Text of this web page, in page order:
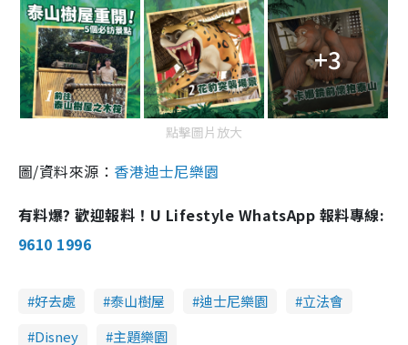
+3
點擊圖片放大
圖/資料來源： 香港迪士尼樂園
有料爆? 歡迎報料！U Lifestyle WhatsApp 報料專線:
9610 1996
好去處 泰山樹屋 迪士尼樂園
立法會
Disney
主題樂園